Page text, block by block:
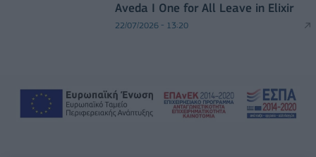
Aveda I One for All Leave in Elixir
22/07/2026 - 13:20